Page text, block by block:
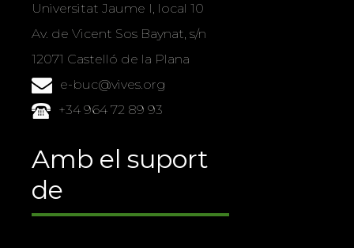
Universitat Jaume I, local 10
Av. de Vicent Sos Baynat, s/n
12071 Castelló de la Plana
e-buc@vives.org
+34 964 72 89 93
Amb el suport
de